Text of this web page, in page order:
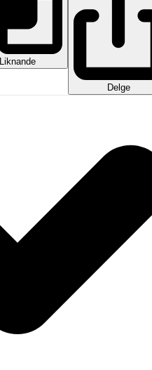
Liknande
Delge